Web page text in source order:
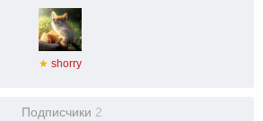
★ shorry
Подписчики 2